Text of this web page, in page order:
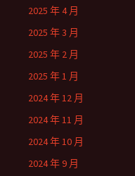
2025 年 4 月
2025 年 3 月
2025 年 2 月
2025 年 1 月
2024 年 12 月
2024 年 11 月
2024 年 10 月
2024 年 9 月